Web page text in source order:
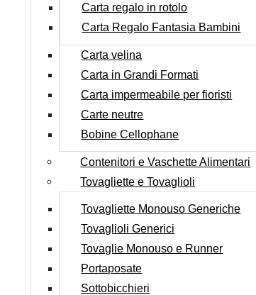
Carta regalo in rotolo
Carta Regalo Fantasia Bambini
Carta velina
Carta in Grandi Formati
Carta impermeabile per fioristi
Carte neutre
Bobine Cellophane
Contenitori e Vaschette Alimentari
Tovagliette e Tovaglioli
Tovagliette Monouso Generiche
Tovaglioli Generici
Tovaglie Monouso e Runner
Portaposate
Sottobicchieri